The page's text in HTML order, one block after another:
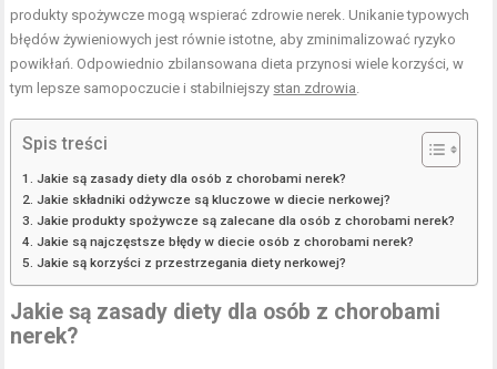
produkty spożywcze mogą wspierać zdrowie nerek. Unikanie typowych
błędów żywieniowych jest równie istotne, aby zminimalizować ryzyko
powikłań. Odpowiednio zbilansowana dieta przynosi wiele korzyści, w
tym lepsze samopoczucie i stabilniejszy stan zdrowia.
Spis treści
Jakie są zasady diety dla osób z chorobami nerek?
Jakie składniki odżywcze są kluczowe w diecie nerkowej?
Jakie produkty spożywcze są zalecane dla osób z chorobami nerek?
Jakie są najczęstsze błędy w diecie osób z chorobami nerek?
Jakie są korzyści z przestrzegania diety nerkowej?
Jakie są zasady diety dla osób z chorobami
nerek?